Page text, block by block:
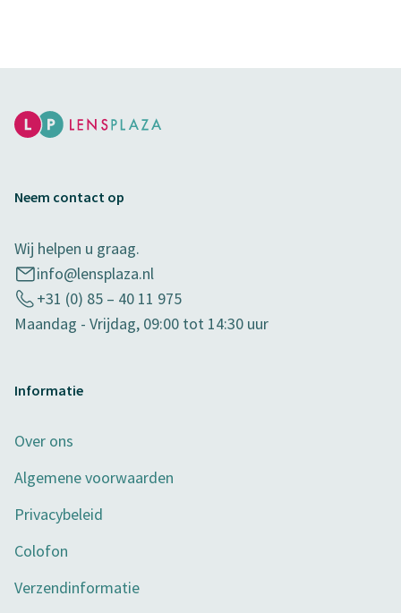
Neem contact op
Wij helpen u graag.
info@lensplaza.nl
+31 (0) 85 – 40 11 975
Maandag - Vrijdag, 09:00 tot 14:30 uur
Informatie
Over ons
Algemene voorwaarden
Privacybeleid
Colofon
Verzendinformatie